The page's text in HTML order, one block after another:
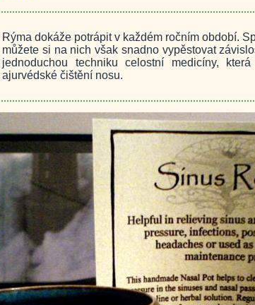
Rýma dokáže potrápit v každém ročním období.
můžete si na nich však snadno vypěstovat
jednoduchou techniku celostní medicíny,
ajurvédské čištění nosu.